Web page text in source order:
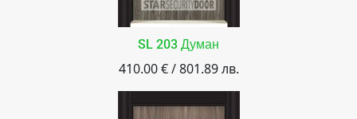
SL 203 Думан
410.00 € / 801.89 лв.